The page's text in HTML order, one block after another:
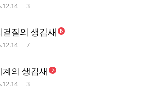
시간 조회수
3
질의 생김새
시간 조회수
7
의 생김새
시간 조회수
3